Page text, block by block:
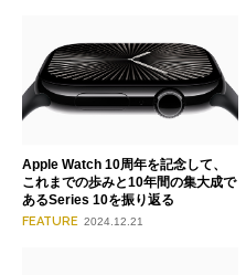
Apple Watch 10周年を記念して、
これまでの歩みと10年間の集大成で
あるSeries 10を振り返る
FEATURE 2024.12.21